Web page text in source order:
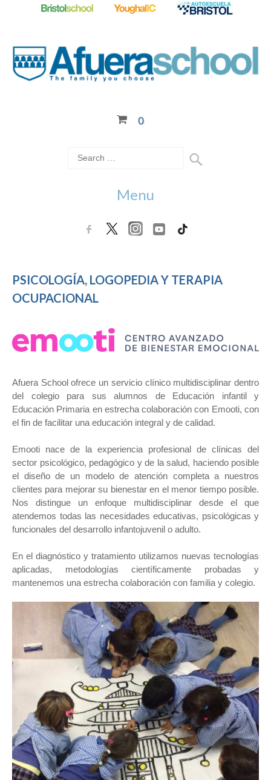
0
Menu
PSICOLOGÍA, LOGOPEDIA Y TERAPIA
OCUPACIONAL
Afuera School ofrece un servicio clínico multidisciplinar dentro
del colegio para sus alumnos de Educación infantil y
Educación Primaria en estrecha colaboración con Emooti, con
el fin de facilitar una educación integral y de calidad.
Emooti nace de la experiencia profesional de clínicas del
sector psicológico, pedagógico y de la salud, haciendo posible
el diseño de un modelo de atención completa a nuestros
clientes para mejorar su bienestar en el menor tiempo posible.
Nos distingue un enfoque multidisciplinar desde el que
atendemos todas las necesidades educativas, psicológicas y
funcionales del desarrollo infantojuvenil o adulto.
En el diagnóstico y tratamiento utilizamos nuevas tecnologías
aplicadas, metodologías científicamente probadas y
mantenemos una estrecha colaboración con familia y colegio.